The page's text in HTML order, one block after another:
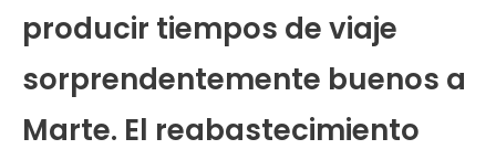
producir tiempos de viaje
sorprendentemente buenos a
Marte. El reabastecimiento